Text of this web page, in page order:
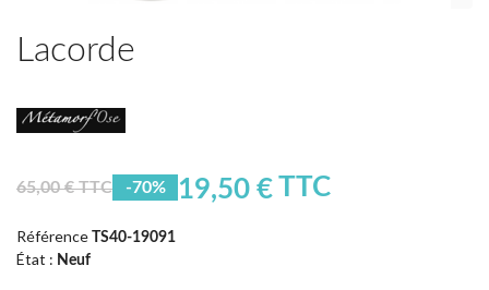
Lacorde
65,00 € TTC -70% 19,50 €TTC
Référence TS40-19091
État : Neuf